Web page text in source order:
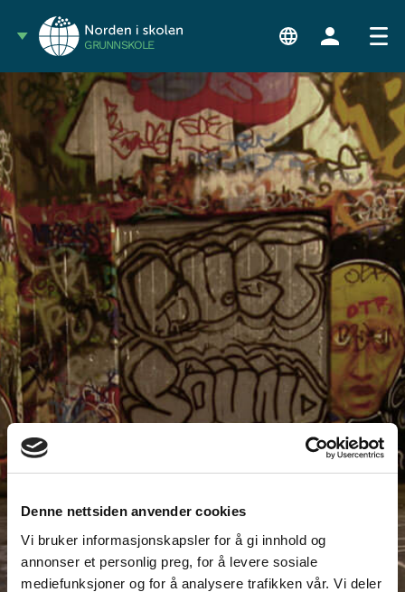
Denne nettsiden anvender cookies
Vi bruker informasjonskapsler for å gi innhold og
annonser et personlig preg, for å levere sosiale
mediefunksjoner og for å analysere trafikken vår. Vi deler
GRUNNSKOLE